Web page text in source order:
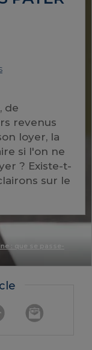
de
revenus
loyer, la
si l'on ne
? Existe-t-
sur le
: que se passe-